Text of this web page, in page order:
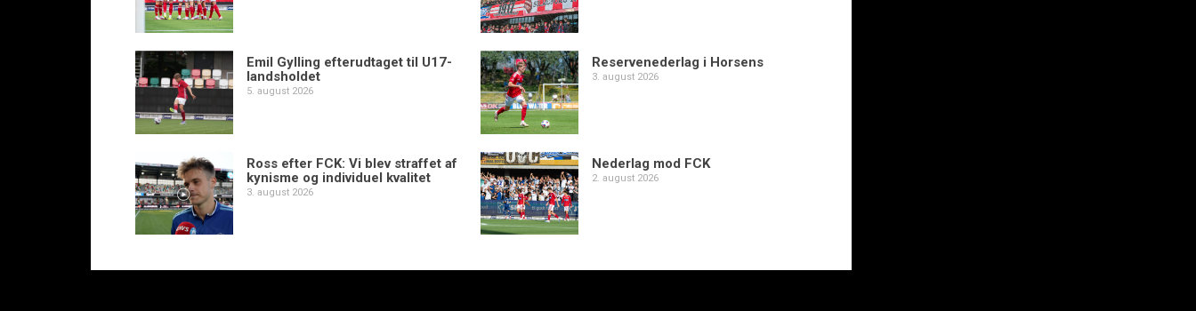
Emil Gylling efterudtaget til U17-
landsholdet
5. august 2026
Reservenederlag i Horsens
3. august 2026
Ross efter FCK: Vi blev straffet af
kynisme og individuel kvalitet
3. august 2026
Nederlag mod FCK
2. august 2026